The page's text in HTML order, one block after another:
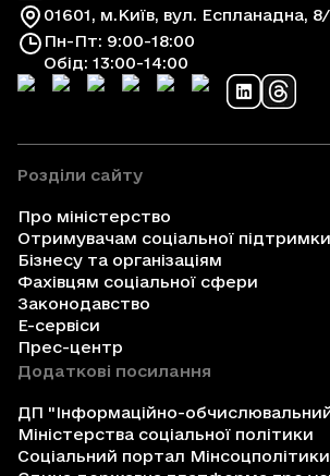
01601, м.Київ, вул. Еспланадна,
Пн-Пт: 9:00-18:00
Обід: 13:00-14:00
Розділи сайту
Про міністерство
Отримувачам соціальної підтримки
Бізнесу та організаціям
Фахівцям соціальної сфери
Законодавство
Е-сервіси
Прес-центр
Додаткові посилання
ДП "Інформаційно-
Міністерства соціальної політики
Соціальний портал Мінсоцполітики